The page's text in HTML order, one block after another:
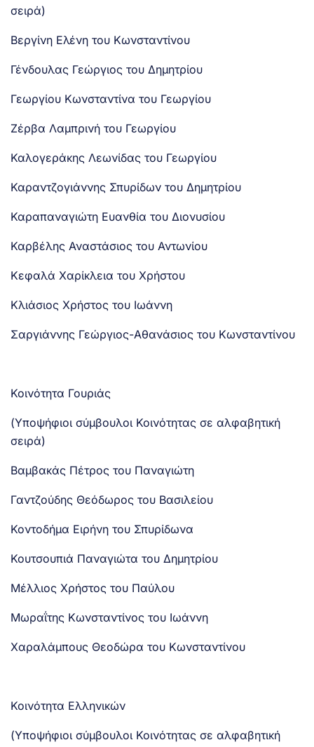
σειρά)
Βεργίνη Ελένη του Κωνσταντίνου
Γένδουλας Γεώργιος του Δημητρίου
Γεωργίου Κωνσταντίνα του Γεωργίου
Ζέρβα Λαμπρινή του Γεωργίου
Καλογεράκης Λεωνίδας του Γεωργίου
Καραντζογιάννης Σπυρίδων του Δημητρίου
Καραπαναγιώτη Ευανθία του Διονυσίου
Καρβέλης Αναστάσιος του Αντωνίου
Κεφαλά Χαρίκλεια του Χρήστου
Κλιάσιος Χρήστος του Ιωάννη
Σαργιάννης Γεώργιος-Αθανάσιος του Κωνσταντίνου
Κοινότητα Γουριάς
(Υποψήφιοι σύμβουλοι Κοινότητας σε αλφαβητική
σειρά)
Βαμβακάς Πέτρος του Παναγιώτη
Γαντζούδης Θεόδωρος του Βασιλείου
Κοντοδήμα Ειρήνη του Σπυρίδωνα
Κουτσουπιά Παναγιώτα του Δημητρίου
Μέλλιος Χρήστος του Παύλου
Μωραΐτης Κωνσταντίνος του Ιωάννη
Χαραλάμπους Θεοδώρα του Κωνσταντίνου
Κοινότητα Ελληνικών
(Υποψήφιοι σύμβουλοι Κοινότητας σε αλφαβητική